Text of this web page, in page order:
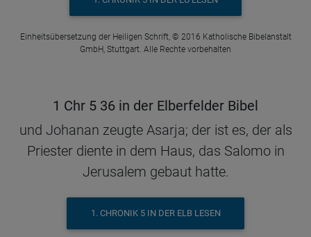
Einheitsübersetzung der Heiligen Schrift, © 2016 Katholische Bibelanstalt
GmbH, Stuttgart. Alle Rechte vorbehalten
1 Chr 5 36 in der Elberfelder Bibel
und Johanan zeugte Asarja; der ist es, der als
Priester diente in dem Haus, das Salomo in
Jerusalem gebaut hatte.
1. CHRONIK 5 IN DER ELB LESEN